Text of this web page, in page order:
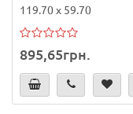
119.70 x 59.70
895,65грн.